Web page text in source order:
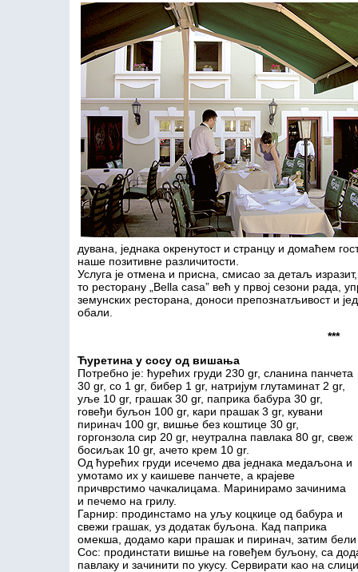
дувана, једнака окренутост и странцу и домаћем
наше позитивне различитости.
Услуга је отмена и присна, смисао за детаљ
то ресторану „Bella casa” већ у првој сезони рада,
земунских ресторана, доноси препознатљивост и
обали.
***
Ћуретина у сосу од вишања
Потребно је: ћурећих груди 230 gr, сланина панчета
30 gr, со 1 gr, бибер 1 gr, натријум глутаминат 2 gr,
уље 10 gr, грашак 30 gr, паприка бабура 30 gr,
говеђи буљон 100 gr, кари прашак 3 gr, кувани
пиринач 100 gr, вишње без коштице 30 gr,
горгонзола сир 20 gr, неутрална павлака 80 gr, свеж
босиљак 10 gr, ачето крем 10 gr.
Од ћурећих груди исечемо два једнака медаљона и
умотамо их у каишеве панчете, а крајеве
причврстимо чачкалицама. Маринирамо зачинима
и печемо на грилу.
Гарнир: продинстамо на уљу коцкице од бабура и
свежи грашак, уз додатак буљона. Кад паприка
омекша, додамо кари прашак и пиринач, затим бели
Сос: продинстати вишње на говеђем буљону, са
павлаку и зачинити по укусу. Сервирати као на